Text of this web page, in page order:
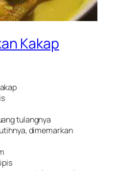
Kakap
tulangnya
dimemarkan